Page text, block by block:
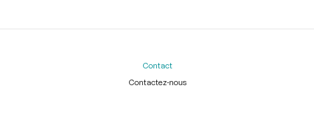
Contact
Contactez-nous